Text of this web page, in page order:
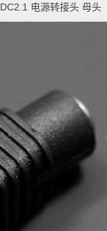
DC2.1 电源转接头 母头